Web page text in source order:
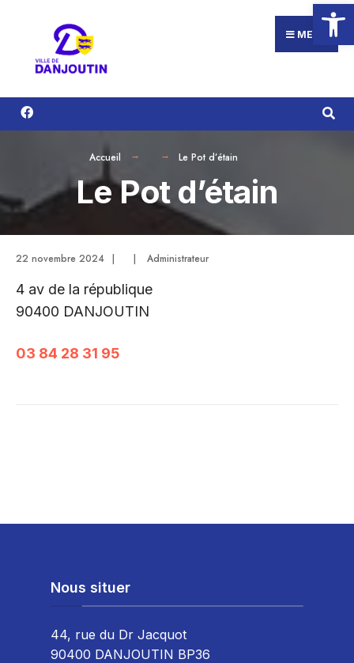
Ouvrir
contenu
MENU
Accueil Le Pot d’étain
Le Pot d’étain
22 novembre 2024 | | Administrateur
4 av de la république
90400 DANJOUTIN
03 84 28 31 95
Nous situer
44, rue du Dr Jacquot
90400 DANJOUTIN BP36
for: